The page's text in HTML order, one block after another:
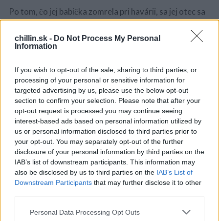
chillin.sk - Do Not Process My Personal
Information
If you wish to opt-out of the sale, sharing to third parties, or
processing of your personal or sensitive information for
targeted advertising by us, please use the below opt-out
section to confirm your selection. Please note that after your
opt-out request is processed you may continue seeing
interest-based ads based on personal information utilized by
us or personal information disclosed to third parties prior to
your opt-out. You may separately opt-out of the further
disclosure of your personal information by third parties on the
IAB’s list of downstream participants. This information may
also be disclosed by us to third parties on the IAB’s List of
Downstream Participants that may further disclose it to other
Personal Data Processing Opt Outs
Po tom, čo jej babička zomrela pri havárii, sa jej otec sa
stal ešte viac antisociálnym a zneužívajúcim. Obviňoval
za to Genienho brata, ktorý bol pri nehode s babičkou.
Jeho šialené opatrenia sa stupňovali a napokon svojim
Genien.
Wiley tiež nútil svojho syna aby zneužíval Genien ako
on. Kŕmil ju tak málo, že vo veku trinásť rokov vyzerala,
akoby mala len šesť alebo sedem rokov. Spala od 7
večer do 11 hod ráno. Prebudila sa na pár minút na
jedenie a potom sa vrátila spať na ďalších šesť a pol
hodiny. Jej fyzické obmedzenie na nej tiež ponechalo
nedostatočne rozvinuté končatny.
Geniene obmedzenie ju vážne postihlo. V čase, keď
jedlo, nemala žiadnu črevnú alebo močovú kontrolu a
r
f
: